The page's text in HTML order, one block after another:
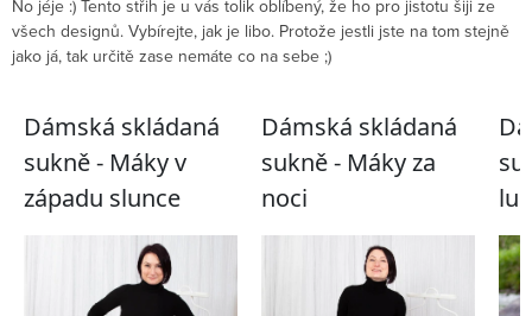
No jéje :) Tento střih je u vás tolik oblíbený, že ho pro jistotu šiji ze
všech designů. Vybírejte, jak je libo. Protože jestli jste na tom stejně
jako já, tak určitě zase nemáte co na sebe ;)